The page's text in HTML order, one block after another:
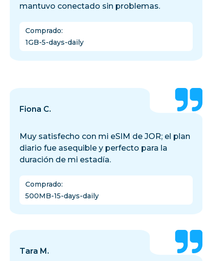
mantuvo conectado sin problemas.
Comprado:
1GB-5-days-daily
Fiona C.
Muy satisfecho con mi eSIM de JOR; el plan
diario fue asequible y perfecto para la
duración de mi estadía.
Comprado:
500MB-15-days-daily
Tara M.